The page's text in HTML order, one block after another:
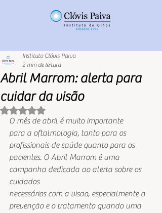
Abril Marrom: alerta para
cuidar da visão
Instituto Clóvis Paiva
2 min de leitura
Avaliado com NaN de 5 estrelas.
O mês de abril é muito importante
para a oftalmologia, tanto para os
profissionais de saúde quanto para os
pacientes. O Abril Marrom é uma
campanha dedicada ao alerta sobre os
cuidados
necessários com a visão, especialmente a
prevenção e o tratamento quando uma